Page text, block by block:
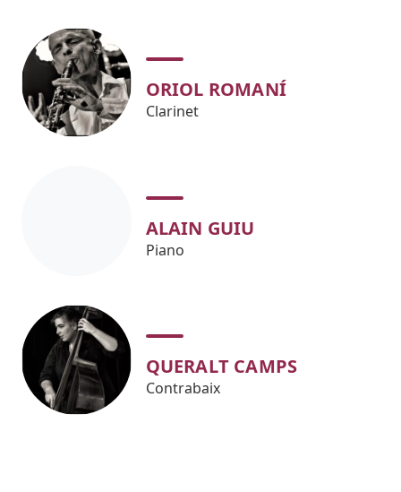
ORIOL ROMANÍ
Clarinet
ALAIN GUIU
Piano
QUERALT CAMPS
Contrabaix